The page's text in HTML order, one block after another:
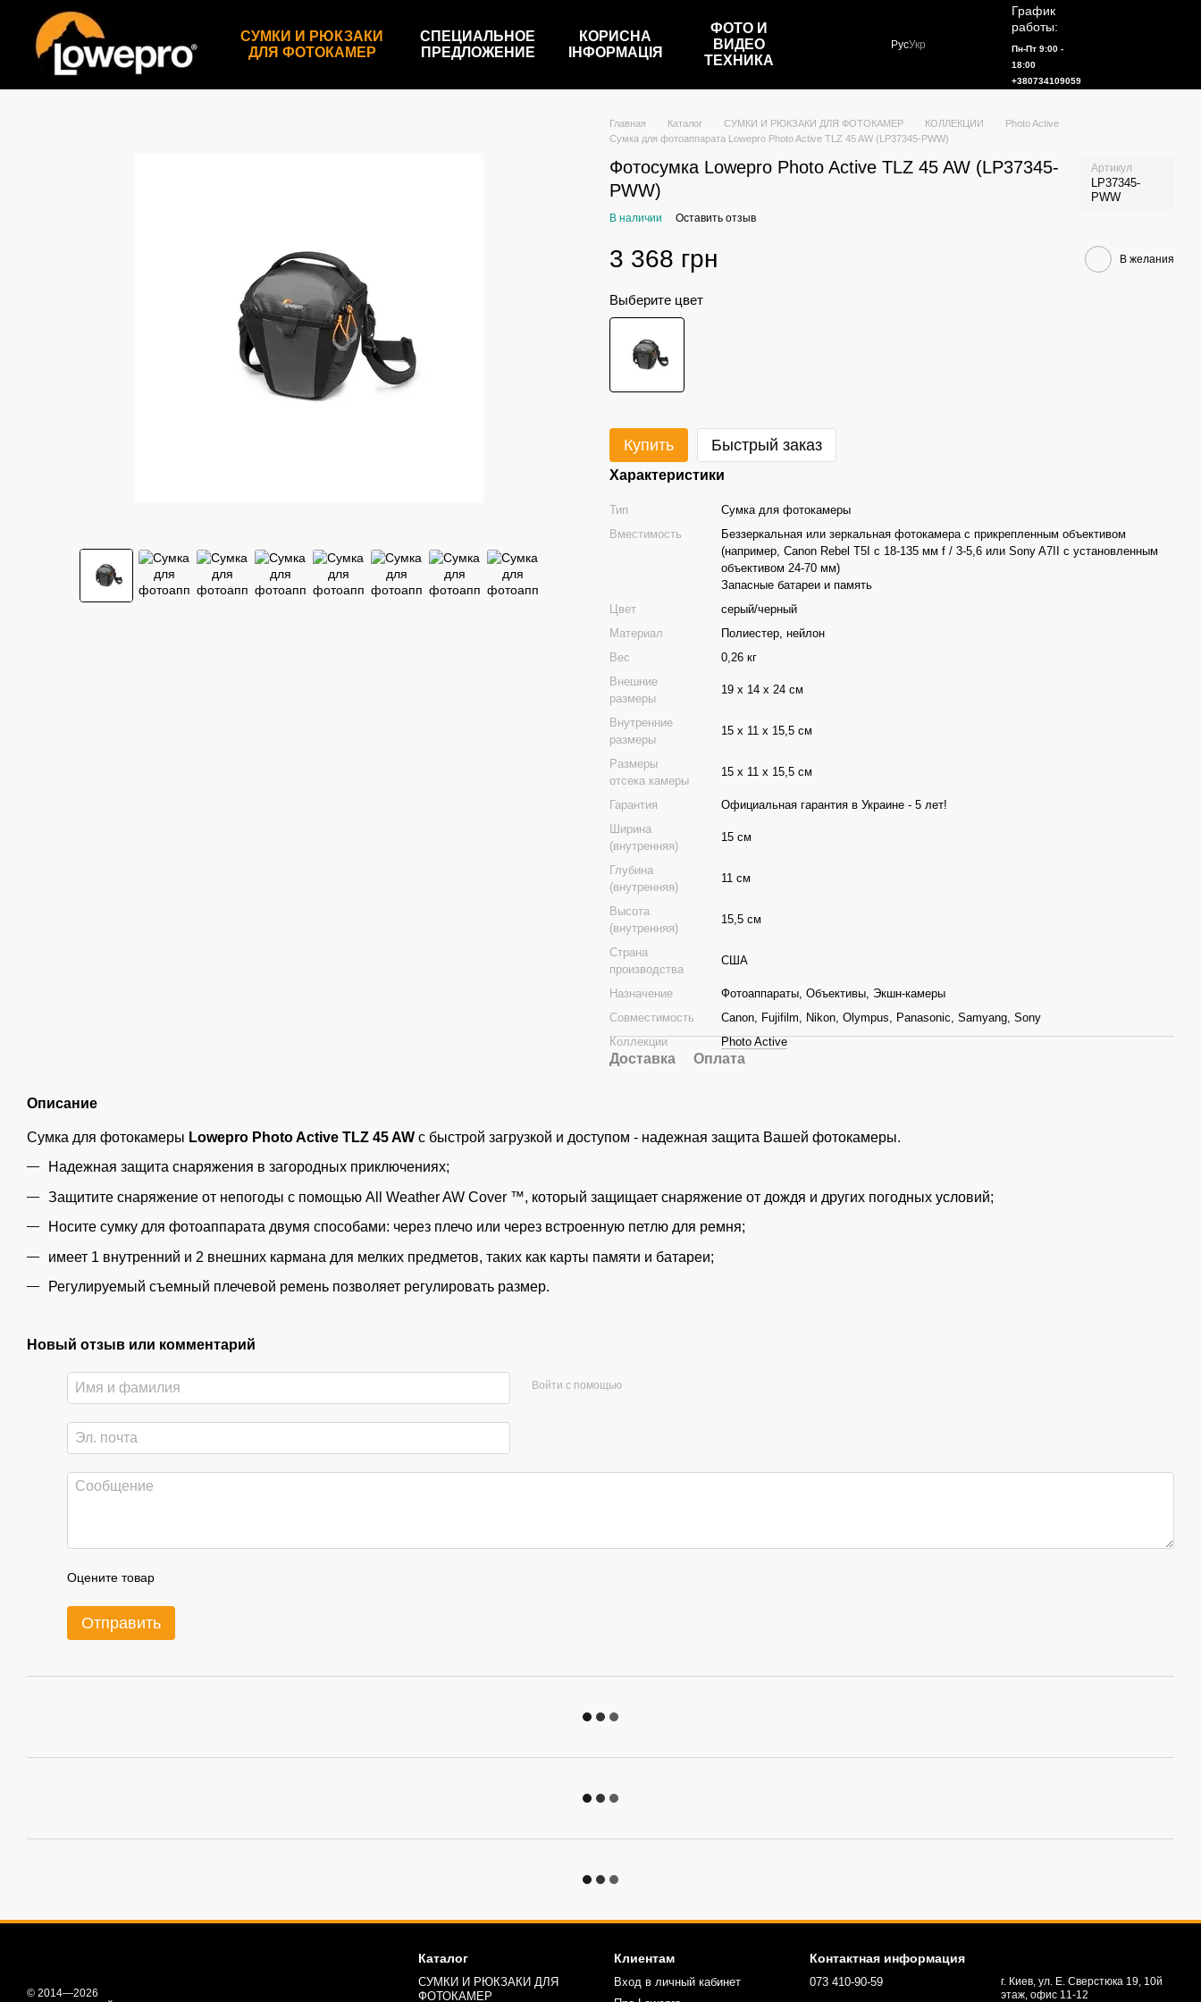
Перейти к основному контенту
СУМКИ И РЮКЗАКИ
ДЛЯ ФОТОКАМЕР
СПЕЦИАЛЬНОЕ
ПРЕДЛОЖЕНИЕ
КОРИСНА
ІНФОРМАЦІЯ
ФОТО И
ВИДЕО
ТЕХНИКА
РусУкр
График
работы:
Пн-Пт 9:00 -
18:00
+380734109059
Главная Каталог СУМКИ И РЮКЗАКИ ДЛЯ ФОТОКАМЕР КОЛЛЕКЦИИ
Photo Active
Сумка для фотоаппарата Lowepro Photo Active TLZ 45 AW (LP37345-PWW)
Фотосумка Lowepro Photo Active TLZ 45 AW (LP37345-
PWW)
Артикул
LP37345-
PWW
В наличии Оставить отзыв
3 368 грн В желания
Выберите цвет
Купить Быстрый заказ
Характеристики
Тип
Сумка для фотокамеры
Вместимость
Беззеркальная или зеркальная фотокамера с прикрепленным объективом
(например, Canon Rebel T5I с 18-135 мм f / 3-5,6 или Sony A7II с установленным
объективом 24-70 мм)
Запасные батареи и память
Цвет
серый/черный
Материал
Полиестер, нейлон
Вес
0,26 кг
Внешние
размеры
19 х 14 х 24 см
Внутренние
размеры
15 х 11 х 15,5 см
Размеры
отсека камеры
15 х 11 х 15,5 см
Гарантия
Официальная гарантия в Украине - 5 лет!
Ширина
(внутренняя)
15 см
Глубина
(внутренняя)
11 см
Высота
(внутренняя)
15,5 см
Страна
производства
США
Назначение
Фотоаппараты, Объективы, Экшн-камеры
Совместимость
Canon, Fujifilm, Nikon, Olympus, Panasonic, Samyang, Sony
Коллекции
Photo Active
Доставка Оплата
Описание
Сумка для фотокамеры Lowepro Photo Active TLZ 45 AW с быстрой загрузкой и доступом - надежная защита Вашей фотокамеры.
Надежная защита снаряжения в загородных приключениях;
Защитите снаряжение от непогоды с помощью All Weather AW Cover ™, который защищает снаряжение от дождя и других погодных условий;
Носите сумку для фотоаппарата двумя способами: через плечо или через встроенную петлю для ремня;
имеет 1 внутренний и 2 внешних кармана для мелких предметов, таких как карты памяти и батареи;
Регулируемый съемный плечевой ремень позволяет регулировать размер.
Новый отзыв или комментарий
Войти с помощью
Оцените товар
Отправить
© 2014—2026
Каталог
СУМКИ И РЮКЗАКИ ДЛЯ
ФОТОКАМЕР
Клиентам
Вход в личный кабинет
Контактная информация
073 410-90-59
г. Киев, ул. Е. Сверстюка 19, 10й
этаж, офис 11-12